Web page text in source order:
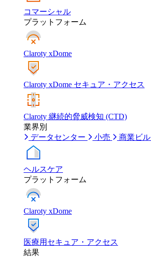
コマーシャル
プラットフォーム
Claroty xDome
Claroty xDome セキュア・アクセス
Claroty 継続的脅威検知 (CTD)
業界別
データセンター
小売 商業ビル
ヘルスケア
プラットフォーム
Claroty xDome
医療用セキュア・アクセス
結果